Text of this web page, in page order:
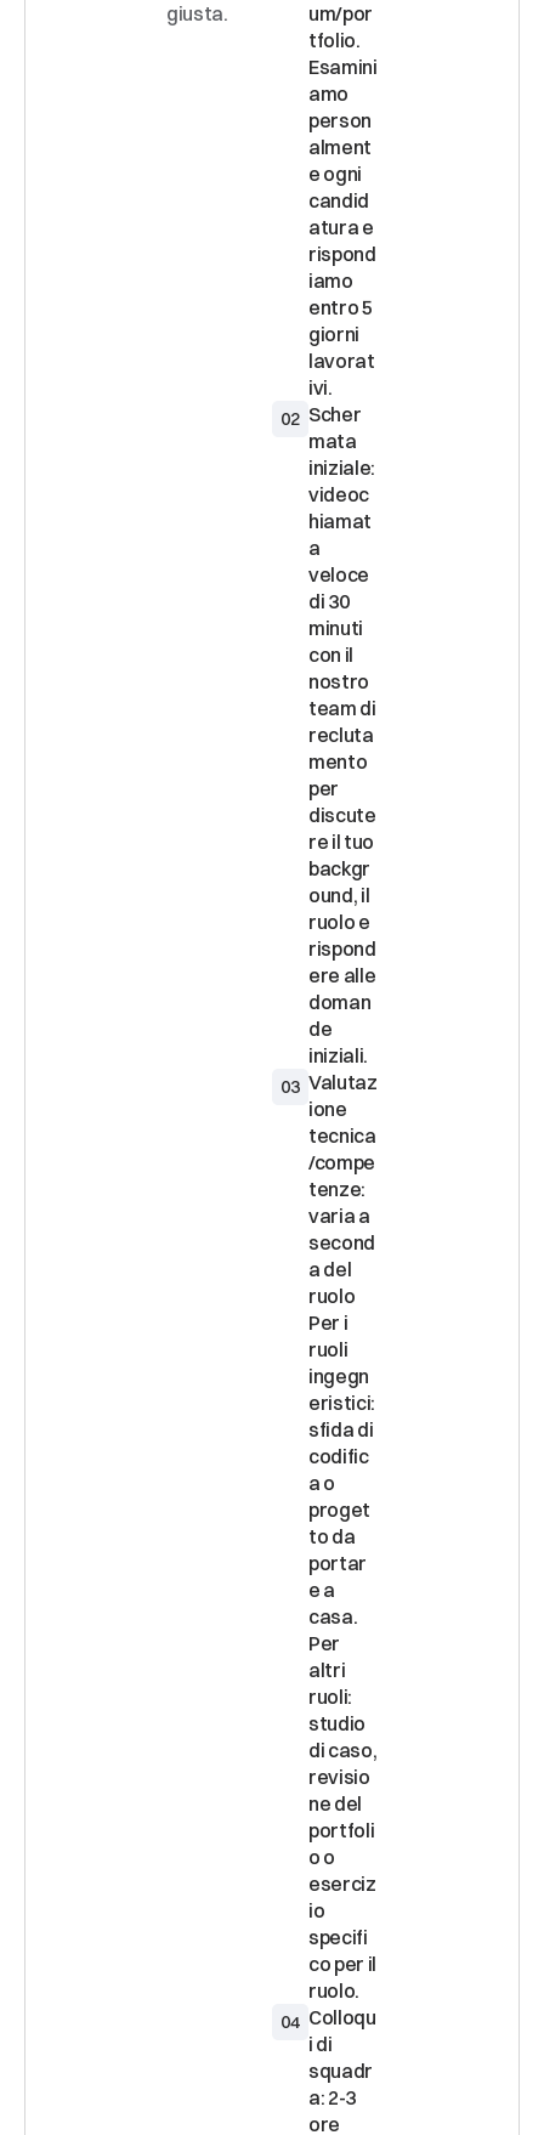
giusta.
um/por
tfolio.
Esamini
amo
person
alment
e ogni
candid
atura e
rispond
iamo
entro 5
giorni
lavorat
02 Scher
mata
iniziale:
videoc
hiamat
a
veloce
di 30
minuti
con il
nostro
team di
recluta
mento
per
discute
re il tuo
backgr
ound, il
ruolo e
rispond
ere alle
doman
de
03 Valutaz
ione
tecnica
/compe
tenze:
varia a
second
a del
ruolo
Per i
ruoli
ingegn
eristici:
sfida di
codific
a o
proget
to da
portar
e a
casa.
Per
altri
ruoli:
studio
di caso,
revisio
ne del
portfoli
o o
eserciz
io
specifi
co per il
04 Colloqu
i di
squadr
a: 2-3
ore